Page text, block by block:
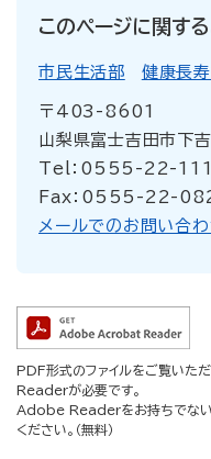
このページに関す
市民生活部 健康長
〒403-8601
山梨県富士吉田市下
Tel：0555-22-1111
Fax：0555-22-
メールでのお問い合わ
PDF形式のファイルをご覧いた
Readerが必要です。
Adobe Readerをお持ちでない
ください。（無料）